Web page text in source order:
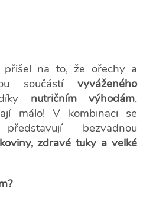
přišel na to, že ořechy a
součástí vyváženého
nutričním výhodám,
málo! V kombinaci se
bezvadnou
zdravé tuky a velké